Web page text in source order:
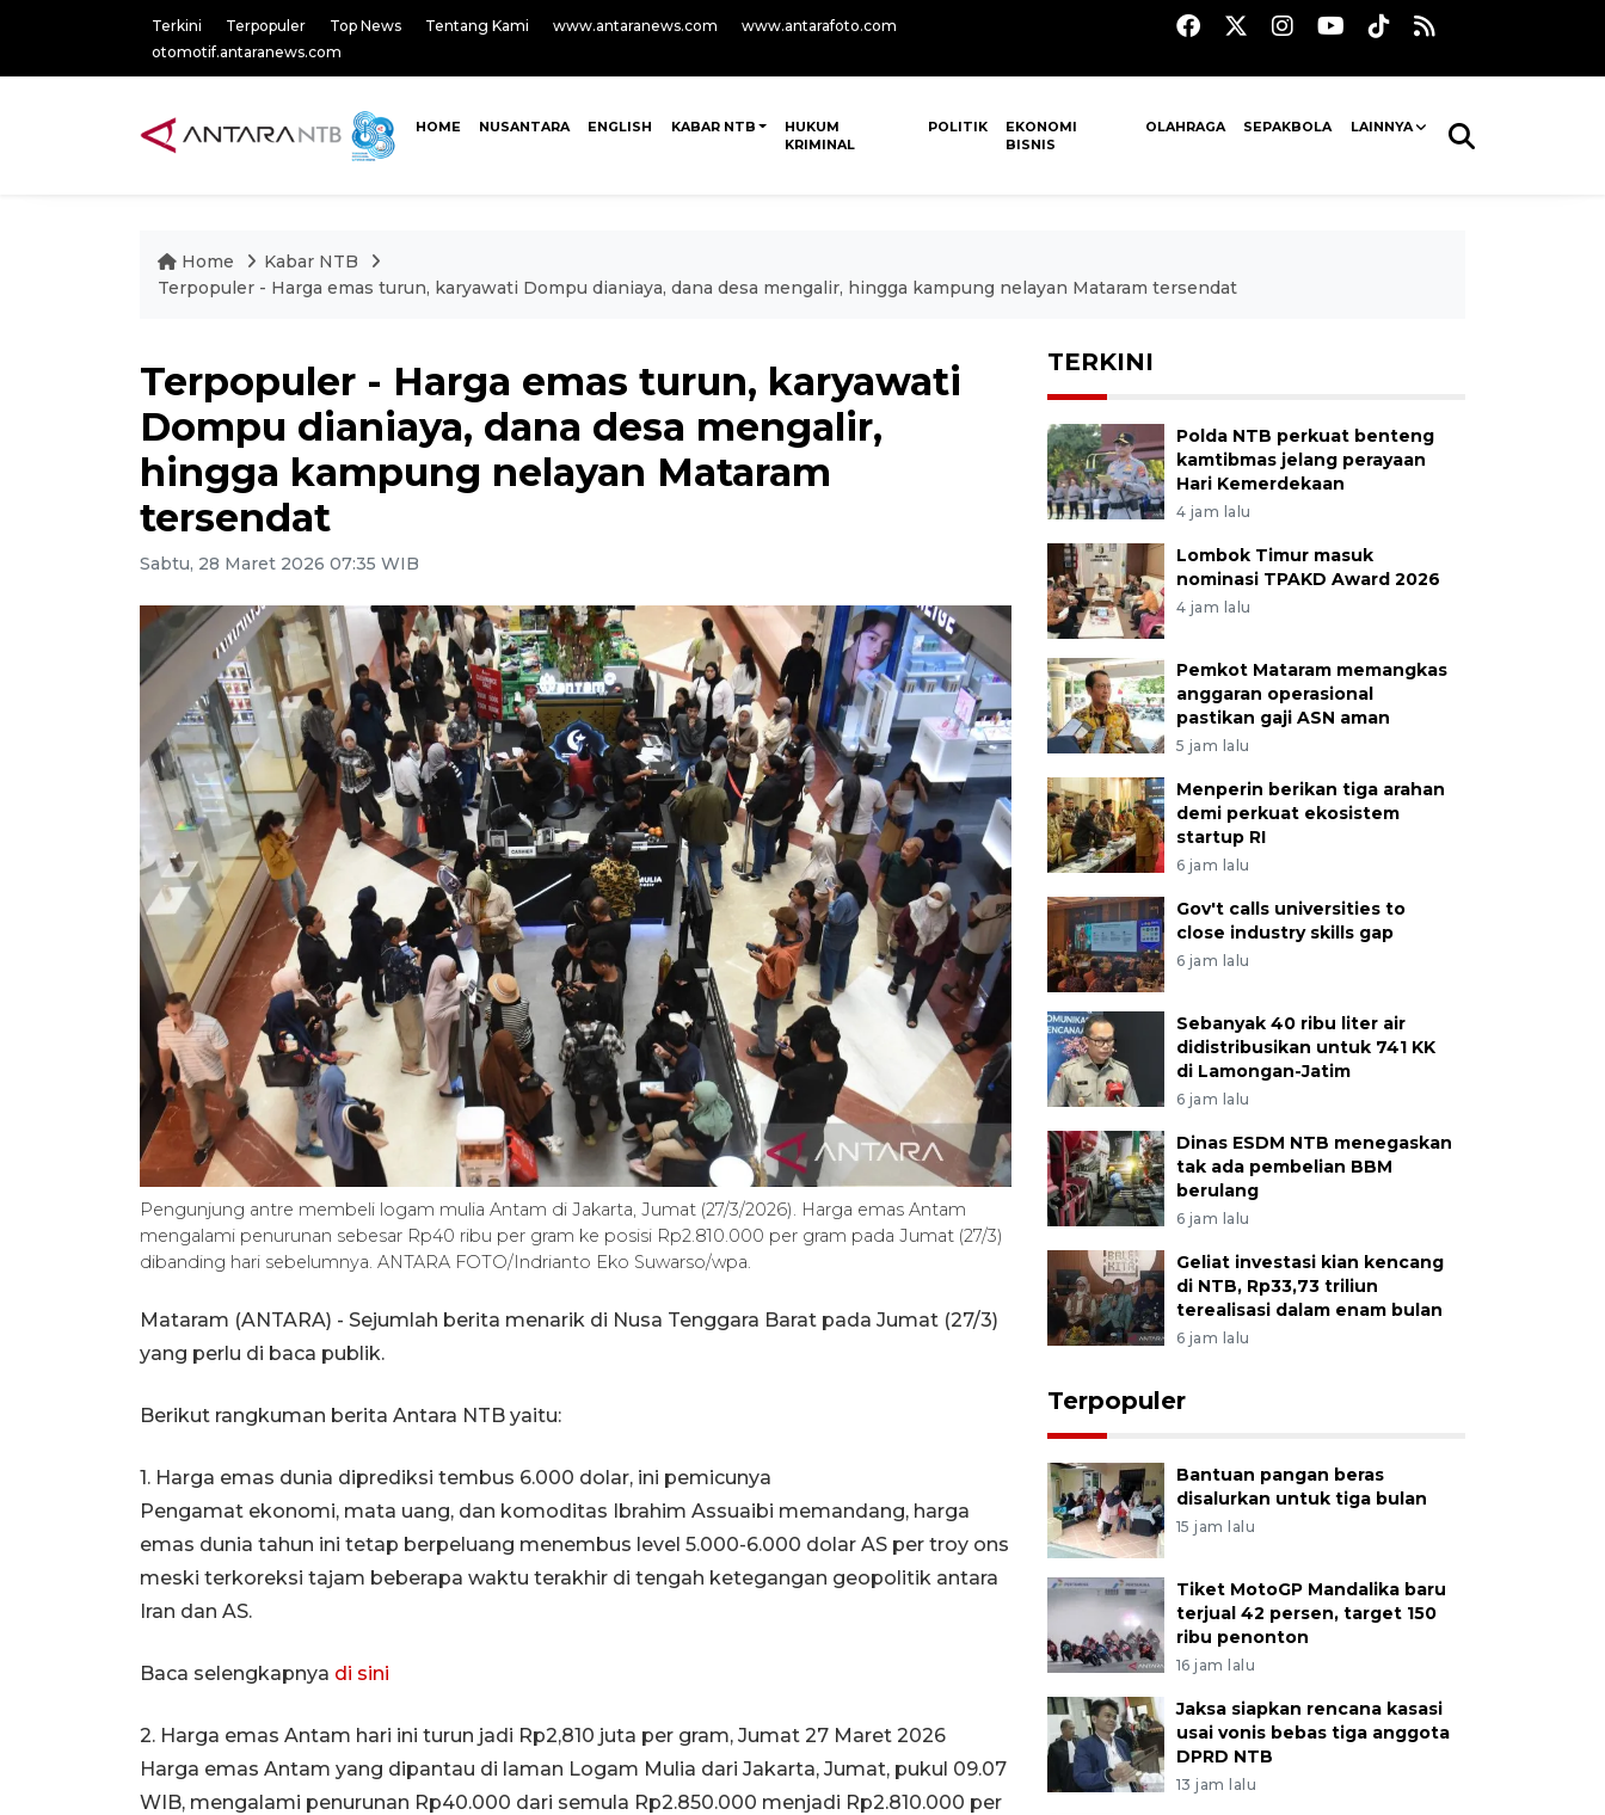
Terkini Terpopuler Top News Tentang Kami www.antaranews.com
www.antarafoto.com
otomotif.antaranews.com
HOME NUSANTARA ENGLISH KABAR NTB
HUKUM
KRIMINAL
POLITIK
EKONOMI
BISNIS
OLAHRAGA SEPAKBOLA LAINNYA
Home
Kabar NTB
Terpopuler - Harga emas turun, karyawati Dompu dianiaya, dana desa mengalir, hingga kampung nelayan Mataram tersendat
Terpopuler - Harga emas turun, karyawati
Dompu dianiaya, dana desa mengalir,
hingga kampung nelayan Mataram
tersendat
Sabtu, 28 Maret 2026 07:35 WIB
Pengunjung antre membeli logam mulia Antam di Jakarta, Jumat (27/3/2026). Harga emas Antam
mengalami penurunan sebesar Rp40 ribu per gram ke posisi Rp2.810.000 per gram pada Jumat (27/3)
dibanding hari sebelumnya. ANTARA FOTO/Indrianto Eko Suwarso/wpa.
Mataram (ANTARA) - Sejumlah berita menarik di Nusa Tenggara Barat pada Jumat (27/3)
yang perlu di baca publik.
Berikut rangkuman berita Antara NTB yaitu:
1. Harga emas dunia diprediksi tembus 6.000 dolar, ini pemicunya
Pengamat ekonomi, mata uang, dan komoditas Ibrahim Assuaibi memandang, harga
emas dunia tahun ini tetap berpeluang menembus level 5.000-6.000 dolar AS per troy ons
meski terkoreksi tajam beberapa waktu terakhir di tengah ketegangan geopolitik antara
Iran dan AS.
Baca selengkapnya di sini
2. Harga emas Antam hari ini turun jadi Rp2,810 juta per gram, Jumat 27 Maret 2026
Harga emas Antam yang dipantau di laman Logam Mulia dari Jakarta, Jumat, pukul 09.07
WIB, mengalami penurunan Rp40.000 dari semula Rp2.850.000 menjadi Rp2.810.000 per
TERKINI
Polda NTB perkuat benteng
kamtibmas jelang perayaan
Hari Kemerdekaan
4 jam lalu
Lombok Timur masuk
nominasi TPAKD Award 2026
4 jam lalu
Pemkot Mataram memangkas
anggaran operasional
pastikan gaji ASN aman
5 jam lalu
Menperin berikan tiga arahan
demi perkuat ekosistem
startup RI
6 jam lalu
Gov't calls universities to
close industry skills gap
6 jam lalu
Sebanyak 40 ribu liter air
didistribusikan untuk 741 KK
di Lamongan-Jatim
6 jam lalu
Dinas ESDM NTB menegaskan
tak ada pembelian BBM
berulang
6 jam lalu
Geliat investasi kian kencang
di NTB, Rp33,73 triliun
terealisasi dalam enam bulan
6 jam lalu
Terpopuler
Bantuan pangan beras
disalurkan untuk tiga bulan
15 jam lalu
Tiket MotoGP Mandalika baru
terjual 42 persen, target 150
ribu penonton
16 jam lalu
Jaksa siapkan rencana kasasi
usai vonis bebas tiga anggota
DPRD NTB
13 jam lalu